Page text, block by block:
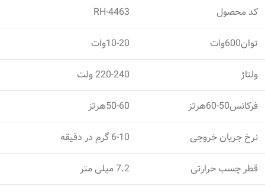
کد محصول
RH-4463
توان600وات 10-20وات
ولتاژ 220-240 ولت
فرکانس50-60هرتز 50-60هرتز
نرخ جریان خروجی 6-10 گرم در دقیقه
قطر چسب حرارتی 7.2 میلی متر